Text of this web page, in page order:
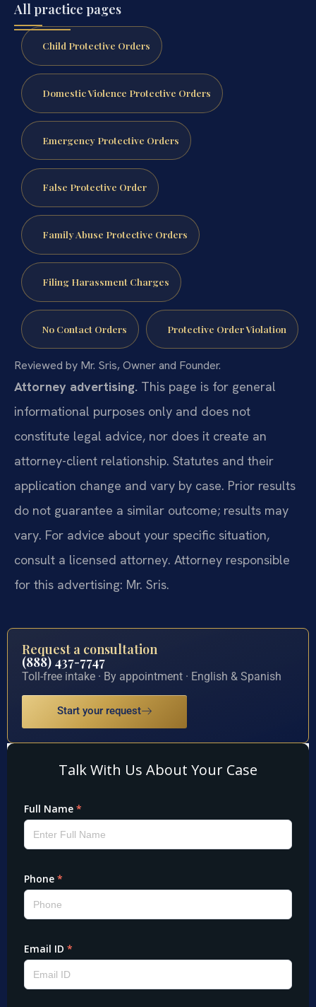
All practice pages
Child Protective Orders
Domestic Violence Protective Orders
Emergency Protective Orders
False Protective Order
Family Abuse Protective Orders
Filing Harassment Charges
No Contact Orders Protective Order Violation
Reviewed by Mr. Sris, Owner and Founder.
Attorney advertising. This page is for general
informational purposes only and does not
constitute legal advice, nor does it create an
attorney-client relationship. Statutes and their
application change and vary by case. Prior results
do not guarantee a similar outcome; results may
vary. For advice about your specific situation,
consult a licensed attorney. Attorney responsible
for this advertising: Mr. Sris.
Request a consultation
(888) 437-7747
Toll-free intake · By appointment · English & Spanish
Start your request